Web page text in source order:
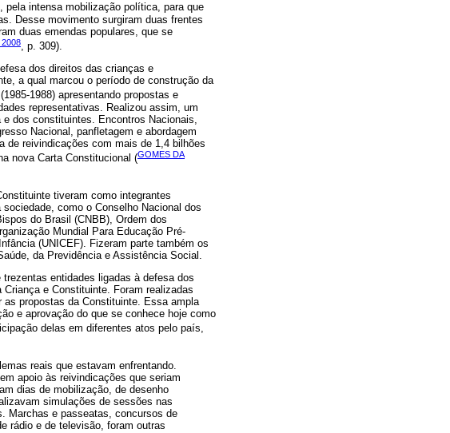
intensa mobilização política, para que
Desse movimento surgiram duas frentes
duas emendas populares, que se
, p. 309).
dos direitos das crianças e
a qual marcou o período de construção da
1988) apresentando propostas e
representativas. Realizou assim, um
dos constituintes. Encontros Nacionais,
Nacional, panfletagem e abordagem
de reivindicações com mais de 1,4 bilhões
nova Carta Constitucional (GOMES DA
tiveram como integrantes
como o Conselho Nacional dos
do Brasil (CNBB), Ordem dos
Mundial Para Educação Pré-
(UNICEF). Fizeram parte também os
da Previdência e Assistência Social.
entidades ligadas à defesa dos
e Constituinte. Foram realizadas
propostas da Constituinte. Essa ampla
e aprovação do que se conhece hoje como
delas em diferentes atos pelo país,
reais que estavam enfrentando.
apoio às reivindicações que seriam
dias de mobilização, de desenho
simulações de sessões nas
Marchas e passeatas, concursos de
rádio e de televisão, foram outras